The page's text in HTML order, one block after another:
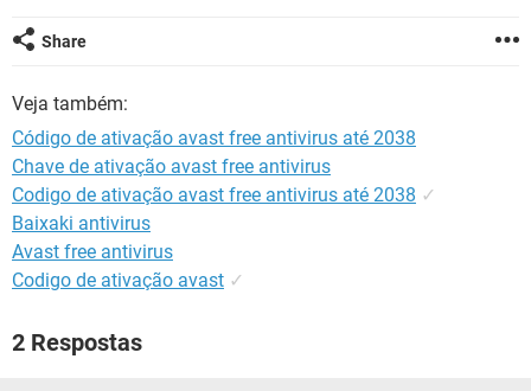
INSTAGRAM
Share
Veja também:
Código de ativação avast free antivirus até 2038
Chave de ativação avast free antivirus
Codigo de ativação avast free antivirus até 2038 ✓
Baixaki antivirus
Avast free antivirus
Codigo de ativação avast ✓
2 Respostas